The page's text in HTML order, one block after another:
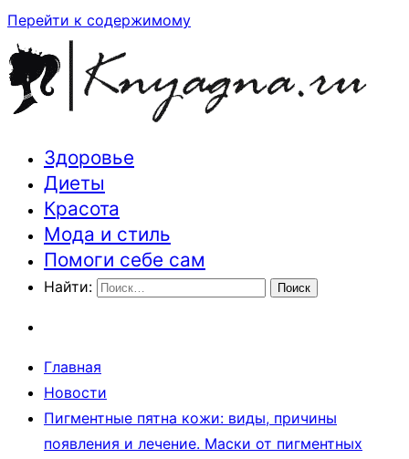
Перейти к содержимому
Траектория здоровья и красоты
Здоровье
Диеты
Красота
Мода и стиль
Помоги себе сам
Найти:
Главная
Новости
Пигментные пятна кожи: виды, причины
появления и лечение. Маски от пигментных